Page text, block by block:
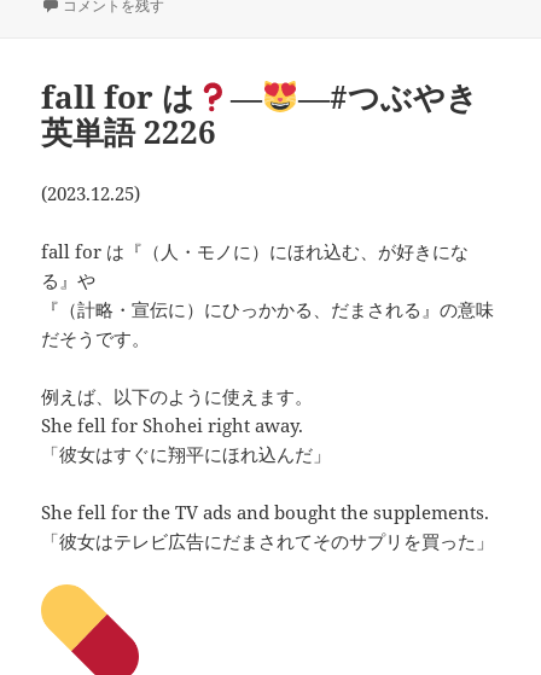
コメントを残す
fall for は ―
―#つぶやき
英単語 2226
(2023.12.25)
fall for は『（人・モノに）にほれ込む、が好きにな
る』や
『（計略・宣伝に）にひっかかる、だまされる』の意味
だそうです。
例えば、以下のように使えます。
She fell for Shohei right away.
「彼女はすぐに翔平にほれ込んだ」
She fell for the TV ads and bought the supplements.
「彼女はテレビ広告にだまされてそのサプリを買った」